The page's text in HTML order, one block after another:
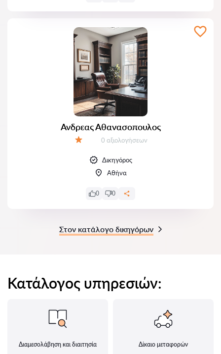
Ανδρεας Αθανασοπουλος
Αξιολογήσεις:
0 αξιολογήσεων
Δικηγόρος
Αθήνα
0 0
Στον κατάλογο δικηγόρων
Κατάλογος υπηρεσιών:
Διαμεσολάβηση και διαιτησία Δίκαιο μεταφορών